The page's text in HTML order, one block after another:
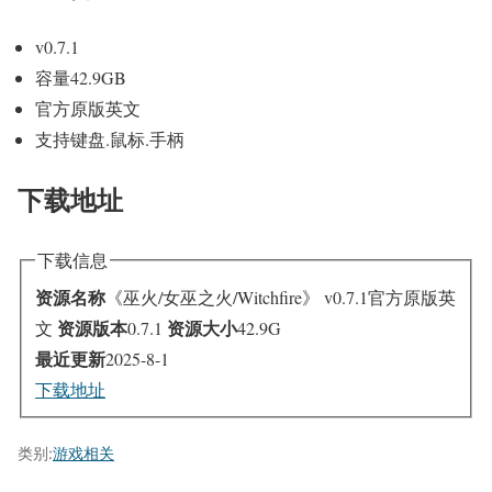
v0.7.1
容量42.9GB
官方原版英文
支持键盘.鼠标.手柄
下载地址
下载信息
资源名称 《巫火/女巫之火/Witchfire》 v0.7.1官方原版英
文 资源版本0.7.1 资源大小42.9G
最近更新2025-8-1
下载地址
类别:游戏相关